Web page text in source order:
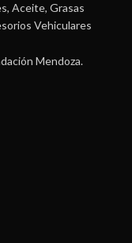
Aceite, Grasas
Vehiculares
Mendoza.